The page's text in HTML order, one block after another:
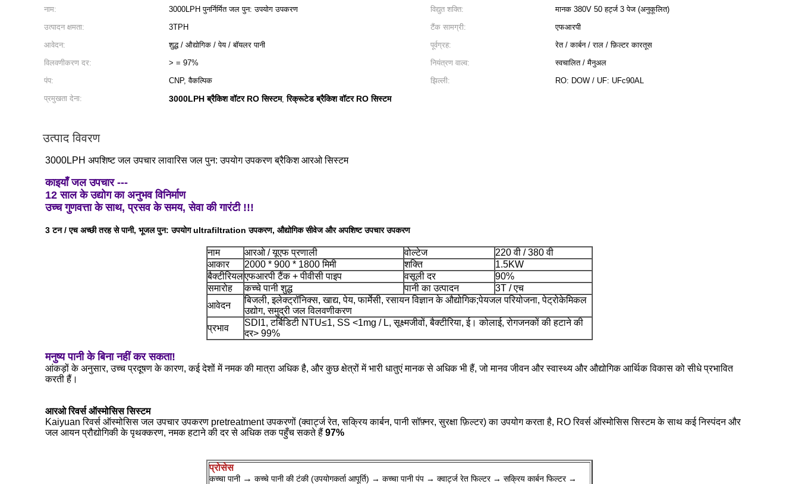
नाम: 3000LPH पुनर्निर्मित जल पुन: उपयोग उपकरण विद्युत शक्ति:
मानक 380V 50 हर्ट्ज 3 पेज (अनुकूलित)
उत्पादन क्षमता:
3TPH टैंक सामग्री:
एफआरपी
आवेदन:
शुद्ध / औद्योगिक / पेय / बॉयलर पानी पूर्वग्रह:
रेत / कार्बन / राल / फ़िल्टर कारतूस
विलवणीकरण दर:
> = 97% नियंत्रण वाल्व:
स्वचालित / मैनुअल
पंप:
CNP, वैकल्पिक झिल्ली:
RO: DOW / UF: UFc90AL
प्रमुखता देना:
3000LPH ब्रैकिश वॉटर RO सिस्टम,रिक्रूटेड ब्रैकिश वॉटर RO सिस्टम
उत्पाद विवरण
3000LPH अपशिष्ट जल उपचार लावारिस जल पुन: उपयोग उपकरण ब्रैकिश आरओ सिस्टम
काइयाँ जल उपचार ---
12 साल के उद्योग का अनुभव विनिर्माण
उच्च गुणवत्ता के साथ, प्रसव के समय, सेवा की गारंटी !!!
3 टन / एच अच्छी तरह से पानी, भूजल पुन: उपयोग ultrafiltration उपकरण, औद्योगिक सीवेज और अपशिष्ट उपचार उपकरण
नाम आरओ / यूएफ प्रणाली वोल्टेज
220 वी / 380 वी
आकार
2000 * 900 * 1800 मिमी शक्ति
1.5KW
बैक्टीरियलएफआरपी टैंक + पीवीसी पाइप वसूली दर
90%
समारोह
कच्चे पानी शुद्ध पानी का उत्पादन
3T / एच
आवेदन
बिजली, इलेक्ट्रॉनिक्स, खाद्य, पेय, फार्मेसी, रसायन विज्ञान के औद्योगिक;पेयजल परियोजना, पेट्रोकेमिकल
उद्योग, समुद्री जल विलवणीकरण
प्रभाव
SDI1, टर्बिडिटी NTU≤1, SS <1mg / L, सूक्ष्मजीवों, बैक्टीरिया, ई। कोलाई, रोगजनकों की हटाने की
दर> 99%
मनुष्य पानी के बिना नहीं कर सकता!
आंकड़ों के अनुसार, उच्च प्रदूषण के कारण, कई देशों में नमक की मात्रा अधिक है, और कुछ क्षेत्रों में भारी धातुएं मानक से अधिक भी हैं, जो मानव जीवन और स्वास्थ्य और औद्योगिक आर्थिक विकास को सीधे प्रभावित
करती हैं।
आरओ रिवर्स ऑस्मोसिस सिस्टम
Kaiyuan रिवर्स ऑस्मोसिस जल उपचार उपकरण pretreatment उपकरणों (क्वार्ट्ज रेत, सक्रिय कार्बन, पानी सॉफ़्नर, सुरक्षा फ़िल्टर) का उपयोग करता है, RO रिवर्स ऑस्मोसिस सिस्टम के साथ कई निस्पंदन और
जल आयन प्रौद्योगिकी के पृथक्करण, नमक हटाने की दर से अधिक तक पहुँच सकते हैं 97%
प्रोसेस
कच्चा पानी → कच्चे पानी की टंकी (उपयोगकर्ता आपूर्ति) → कच्चा पानी पंप → क्वार्ट्ज रेत फिल्टर → सक्रिय कार्बन फिल्टर →